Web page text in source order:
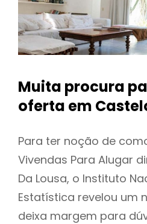
Muita procura
oferta em
Para ter noção de
Vivendas Para Alugar
Da Lousa, o Instituto
Estatística revelou um
deixa margem para